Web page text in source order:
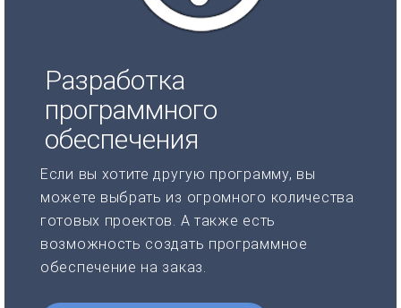
Разработка
программного
обеспечения
Если вы хотите другую программу, вы
можете выбрать из огромного количества
готовых проектов. А также есть
возможность создать программное
обеспечение на заказ.